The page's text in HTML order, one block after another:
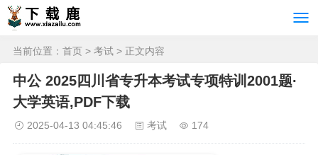
当前位置： 首页 > 考试 > 正文内容
中公 2025四川省专升本考试专项特训2001题·
大学英语,PDF下载
2025-04-13 04:45:46 考试 174